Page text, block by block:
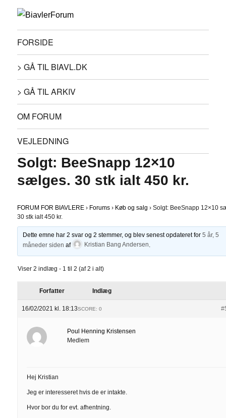
FORSIDE
> GÅ TIL BIAVL.DK
> GÅ TIL ARKIV
OM FORUM
VEJLEDNING
Solgt: BeeSnapp 12×10
sælges. 30 stk ialt 450 kr.
FORUM FOR BIAVLERE › Forums › Køb og salg › Solgt: BeeSnapp 12×10
30 stk ialt 450 kr.
Dette emne har 2 svar og 2 stemmer, og blev senest opdateret for 5 år, 5
måneder siden af Kristian Bang Andersen
Viser 2 indlæg - 1 til 2 (af 2 i alt)
Forfatter Indlæg
16/02/2021 kl. 18:13SCORE: 0
Poul Henning Kristensen
Medlem
Hej Kristian
Jeg er interesseret hvis de er intakte.
Hvor bor du for evt. afhentning.